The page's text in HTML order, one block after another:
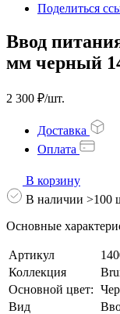
Поделиться
Ввод
мм черный
2 300 ₽/шт.
Доставка
Оплата
В корзину
В наличии >100
Основные
Артикул
Коллекция
Основной цвет:
Вид